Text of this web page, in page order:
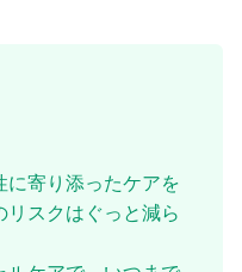
寄り添ったケアを
スクはぐっと減ら